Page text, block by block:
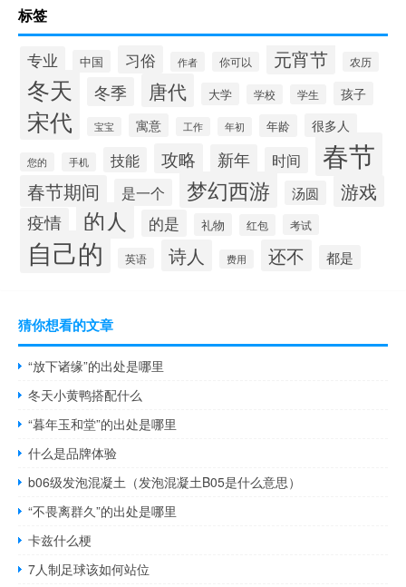
标签
专业 中国 习俗 作者 你可以 元宵节 农历
冬天 冬季 唐代 大学 学校 学生 孩子
宋代 宝宝 寓意 工作 年初 年龄 很多人
您的 手机 技能 攻略 新年 时间 春节
春节期间 是一个 梦幻西游 汤圆 游戏
疫情 的人 的是 礼物 红包 考试
自己的 英语 诗人 费用 还不 都是
猜你想看的文章
“放下诸缘”的出处是哪里
冬天小黄鸭搭配什么
“暮年玉和堂”的出处是哪里
什么是品牌体验
b06级发泡混凝土（发泡混凝土B05是什么意思）
“不畏离群久”的出处是哪里
卡兹什么梗
7人制足球该如何站位